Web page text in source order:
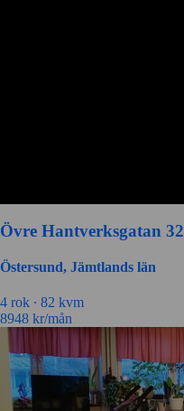
Övre Hantverksgatan 32
Östersund, Jämtlands län
4 rok ∙ 82 kvm
8948 kr/mån